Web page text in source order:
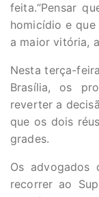
feita.“Pensar
homicídio e
a maior vitória,
Nesta terça-
Brasília, os
reverter a
que os dois
grades.
Os advogados
recorrer ao